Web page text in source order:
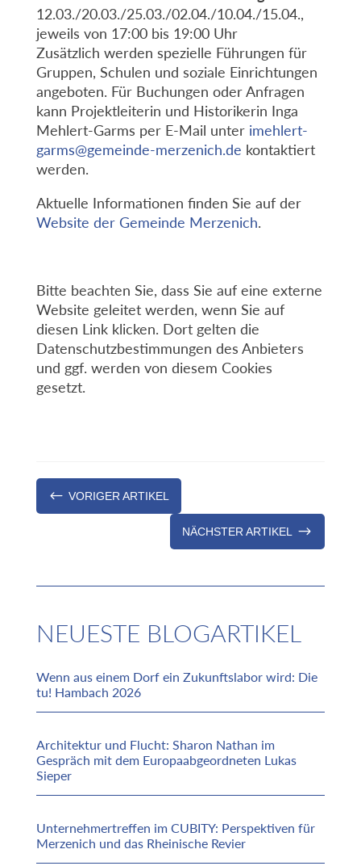
12.03./20.03./25.03./02.04./10.04./15.04.,
jeweils von 17:00 bis 19:00 Uhr
Zusätzlich werden spezielle Führungen für
Gruppen, Schulen und soziale Einrichtungen
angeboten. Für Buchungen oder Anfragen
kann Projektleiterin und Historikerin Inga
Mehlert-Garms per E-Mail unter imehlert-
garms@gemeinde-merzenich.de kontaktiert
werden.
Aktuelle Informationen finden Sie auf der
Website der Gemeinde Merzenich.
Bitte beachten Sie, dass Sie auf eine externe
Website geleitet werden, wenn Sie auf
diesen Link klicken. Dort gelten die
Datenschutzbestimmungen des Anbieters
und ggf. werden von diesem Cookies
gesetzt.
# VORIGER ARTIKEL
NÄCHSTER ARTIKEL $
NEUESTE BLOGARTIKEL
Wenn aus einem Dorf ein Zukunftslabor wird: Die
tu! Hambach 2026
Architektur und Flucht: Sharon Nathan im
Gespräch mit dem Europaabgeordneten Lukas
Sieper
Unternehmertreffen im CUBITY: Perspektiven für
Merzenich und das Rheinische Revier